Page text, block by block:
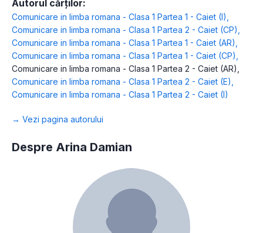
Autorul cărților:
Comunicare in limba romana - Clasa 1 Partea 1 - Caiet (I)
Comunicare in limba romana - Clasa 1 Partea 2 - Caiet (CP)
Comunicare in limba romana - Clasa 1 Partea 1 - Caiet (AR)
Comunicare in limba romana - Clasa 1 Partea 1 - Caiet (CP)
Comunicare in limba romana - Clasa 1 Partea 2 - Caiet (AR)
Comunicare in limba romana - Clasa 1 Partea 2 - Caiet (E)
Comunicare in limba romana - Clasa 1 Partea 2 - Caiet (I)
→ Vezi pagina autorului
Despre Arina Damian